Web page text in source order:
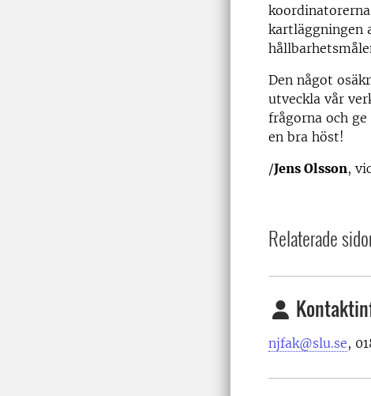
kartläggningen
Den något
utveckla vår
frågorna och
en bra höst!
/Jens Olsson,
Relaterade
njfak@slu.se,